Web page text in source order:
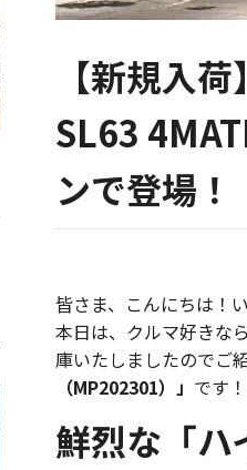
【新規入
SL63
ンで登場！
皆さま、こんにちは！
本日は、クルマ好きな
庫いたしましたのでご
（MP202301）」 です！
鮮烈な「ハ